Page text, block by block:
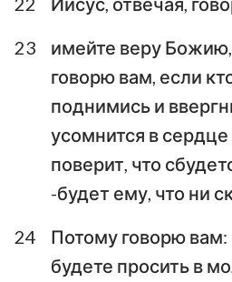
1 2 3 4
8
11
15
23
имейте веру
говорю вам, если
поднимись и
усомнится в
поверит, что
-будет ему, что ни
24
Потому говорю вам:
будете просить в